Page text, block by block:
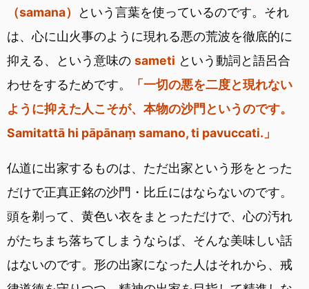
（samana）
という言葉を使っているのです。それ
は、心に山火事のように現れる悪の荒波を徹底的に
抑える、という意味の sameti という動詞と語呂合
わせをするためです。
「一切の悪を二度と現れない
ように抑えた人こそが、本物の沙門というのです。
Samitattā hi pāpānaṃ samano, ti pavuccati.」
仏道に出家するものは、ただ出家という形をとった
だけで正真正銘の沙門・比丘にはならないのです。
頭を剃って、黄色い衣をまとっただけで、心の汚れ
がたちまち落ちてしまうならば、そんな美味しい話
はないのです。形の出家になった人はそれから、戒